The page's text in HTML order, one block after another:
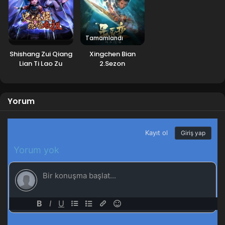
Shishang Zui Qiang
Lian Ti Lao Zu
Tamamlandı
Xingchen Bian
2.Sezon
Yorum